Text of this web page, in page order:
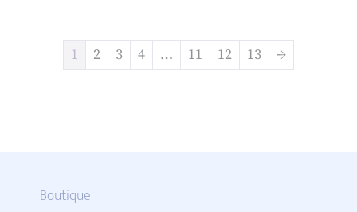
1 2 3 4 … 11 12 13 →
Boutique